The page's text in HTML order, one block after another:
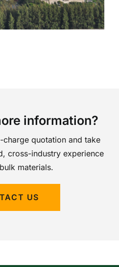
information?
quotation and take
cross-industry experience
materials.
US